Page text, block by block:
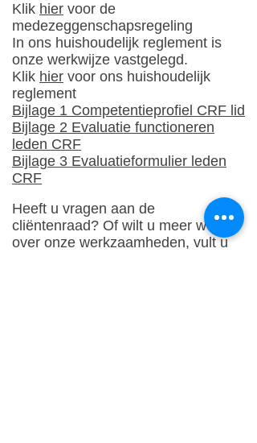
Klik hier voor de
medezeggenschapsregeling
In ons huishoudelijk reglement is
onze werkwijze vastgelegd.
Klik hier voor ons huishoudelijk
reglement
Bijlage 1 Competentieprofiel CRF lid
Bijlage 2 Evaluatie functioneren
leden CRF
Bijlage 3 Evaluatieformulier leden
CRF
Heeft u vragen aan de
cliëntenraad? Of wilt u meer weten
over onze werkzaamheden, vult u